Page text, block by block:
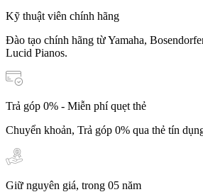
Kỹ thuật viên chính hãng
Đào tạo chính hãng từ Yamaha,
Lucid Pianos.
Trả góp 0% - Miễn phí quẹt thẻ
Chuyển khoản, Trả góp 0% qua thẻ tín
Giữ nguyên giá, trong 05 năm